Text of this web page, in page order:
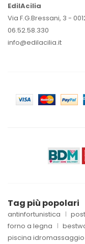
EdilAcilia
Via F.G.Bressani, 3 -
06.52.58.330
info@edilacilia.it
Tag più popolari
antinfortunistica
forno a legna
piscina idromassaggio